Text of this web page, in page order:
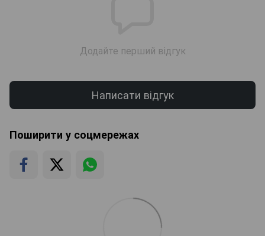
Додайте перший відгук
Написати відгук
Поширити у соцмережах